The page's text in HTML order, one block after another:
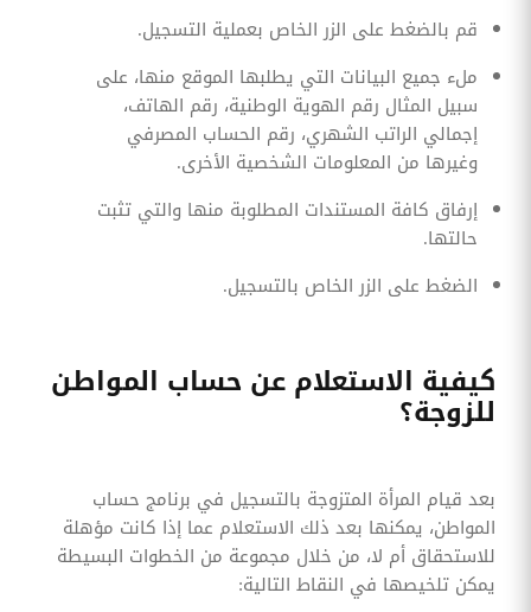
قم بالضغط على الزر الخاص بعملية التسجيل.
ملء جميع البيانات التي يطلبها الموقع منها، على
سبيل المثال رقم الهوية الوطنية، رقم الهاتف،
إجمالي الراتب الشهري، رقم الحساب المصرفي
وغيرها من المعلومات الشخصية الأخرى.
إرفاق كافة المستندات المطلوبة منها والتي تثبت
حالتها.
الضغط على الزر الخاص بالتسجيل.
كيفية الاستعلام عن حساب المواطن
للزوجة؟
بعد قيام المرأة المتزوجة بالتسجيل في برنامج حساب
المواطن، يمكنها بعد ذلك الاستعلام عما إذا كانت مؤهلة
للاستحقاق أم لا، من خلال مجموعة من الخطوات البسيطة
يمكن تلخيصها في النقاط التالية: